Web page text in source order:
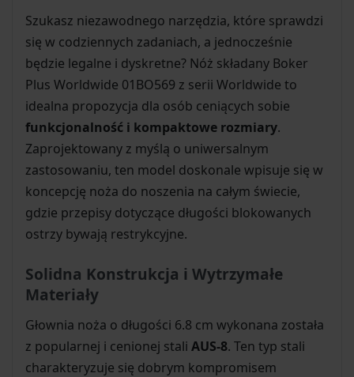
Szukasz niezawodnego narzędzia, które sprawdzi
się w codziennych zadaniach, a jednocześnie
będzie legalne i dyskretne? Nóż składany Boker
Plus Worldwide 01BO569 z serii Worldwide to
idealna propozycja dla osób ceniących sobie
funkcjonalność i kompaktowe rozmiary.
Zaprojektowany z myślą o uniwersalnym
zastosowaniu, ten model doskonale wpisuje się w
koncepcję noża do noszenia na całym świecie,
gdzie przepisy dotyczące długości blokowanych
ostrzy bywają restrykcyjne.
Solidna Konstrukcja i Wytrzymałe
Materiały
Głownia noża o długości 6.8 cm wykonana została
z popularnej i cenionej stali AUS-8. Ten typ stali
charakteryzuje się dobrym kompromisem